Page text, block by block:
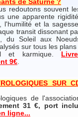
de Saturne ?
redoutons souvent
une apparente
l'humilité et la
transit dissonant
du Soleil aux
sur tous les plans
et karmique.
9€.
SUR
de
31 €, port
ligne...